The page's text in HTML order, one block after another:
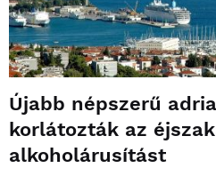
Újabb népszerű
korlátozták az
alkoholárusítást